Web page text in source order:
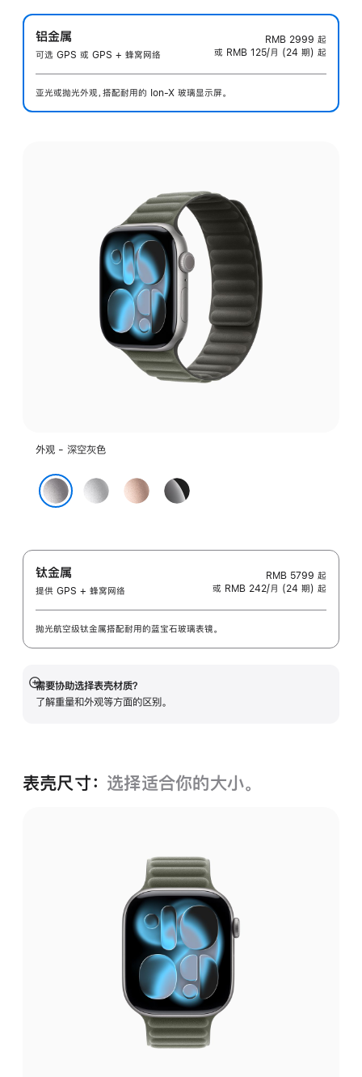
铝金属
可选 GPS 或 GPS + 蜂窝网络
RMB 2999 起
或 RMB 125/月 (24 期) 起
亚光或抛光外观，搭配耐用的 Ion-X 玻璃显示屏。
外观 - 深空灰色
银
玫
瑰
色
亮
黑
钛金属
提供 GPS + 蜂窝网络
RMB 5799 起
或 RMB 242/月 (24 期) 起
抛光航空级钛金属搭配耐用的蓝宝石玻璃表镜。
需要协助选择表壳材质？
了解重量和外观等方面的区别。
展
开
表壳尺寸： 选择适合你的大小。